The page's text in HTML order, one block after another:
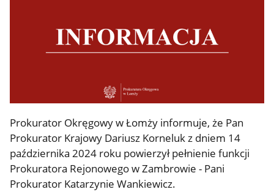
Prokurator Okręgowy w Łomży informuje, że Pan
Prokurator Krajowy Dariusz Korneluk z dniem 14
października 2024 roku powierzył pełnienie funkcji
Prokuratora Rejonowego w Zambrowie - Pani
Prokurator Katarzynie Wankiewicz.